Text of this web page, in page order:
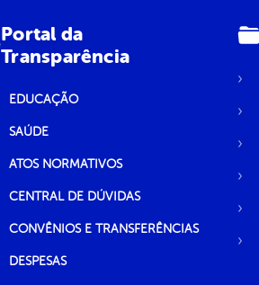
Portal da
Transparência
EDUCAÇÃO
SAÚDE
ATOS NORMATIVOS
CENTRAL DE DÚVIDAS
CONVÊNIOS E TRANSFERÊNCIAS
DESPESAS